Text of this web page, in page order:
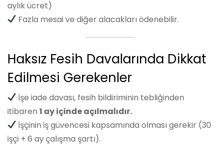
aylık ücret)
Fazla mesai ve diğer alacakları ödenebilir.
Haksız Fesih Davalarında Dikkat
Edilmesi Gerekenler
İşe iade davası, fesih bildiriminin tebliğinden
itibaren 1 ay içinde açılmalıdır.
İşçinin iş güvencesi kapsamında olması gerekir (30
işçi + 6 ay çalışma şartı).